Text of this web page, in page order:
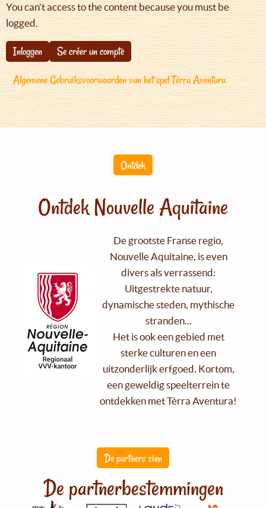
You can't access to the content because you must be
logged.
Inloggen
Se créer un compte
Algemene Gebruiksvoorwaarden van het spel Tèrra Aventura
Ontdek
Ontdek Nouvelle Aquitaine
De grootste Franse regio,
Nouvelle Aquitaine, is even
divers als verrassend:
Uitgestrekte natuur,
dynamische steden, mythische
stranden...
Het is ook een gebied met
sterke culturen en een
uitzonderlijk erfgoed. Kortom,
een geweldig speelterrein te
ontdekken met Tèrra Aventura!
De partners zien
De partnerbestemmingen